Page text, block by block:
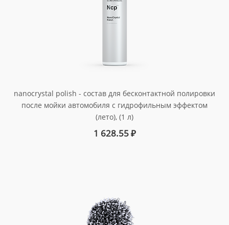
nanocrystal polish - состав для бесконтактной полировки
после мойки автомобиля с гидрофильным эффектом
(лето), (1 л)
арт. 241001
1 628.55₽